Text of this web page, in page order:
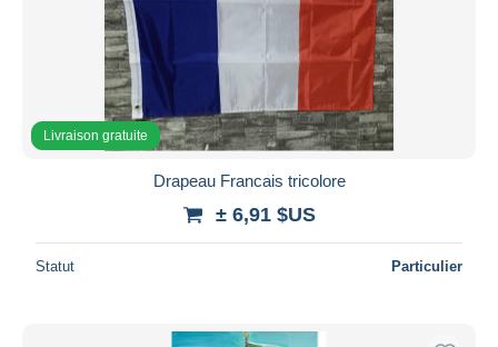
Livraison gratuite
Drapeau Francais tricolore
± 6,91 $US
Statut Particulier